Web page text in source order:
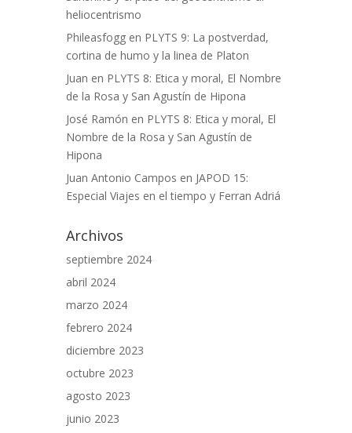
heliocentrismo
Phileasfogg en PLYTS 9: La postverdad,
cortina de humo y la linea de Platon
Juan en PLYTS 8: Etica y moral, El Nombre
de la Rosa y San Agustín de Hipona
José Ramón en PLYTS 8: Etica y moral, El
Nombre de la Rosa y San Agustín de
Hipona
Juan Antonio Campos en JAPOD 15:
Especial Viajes en el tiempo y Ferran Adriá
Archivos
septiembre 2024
abril 2024
marzo 2024
febrero 2024
diciembre 2023
octubre 2023
agosto 2023
junio 2023